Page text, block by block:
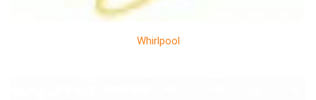
Whirlpool